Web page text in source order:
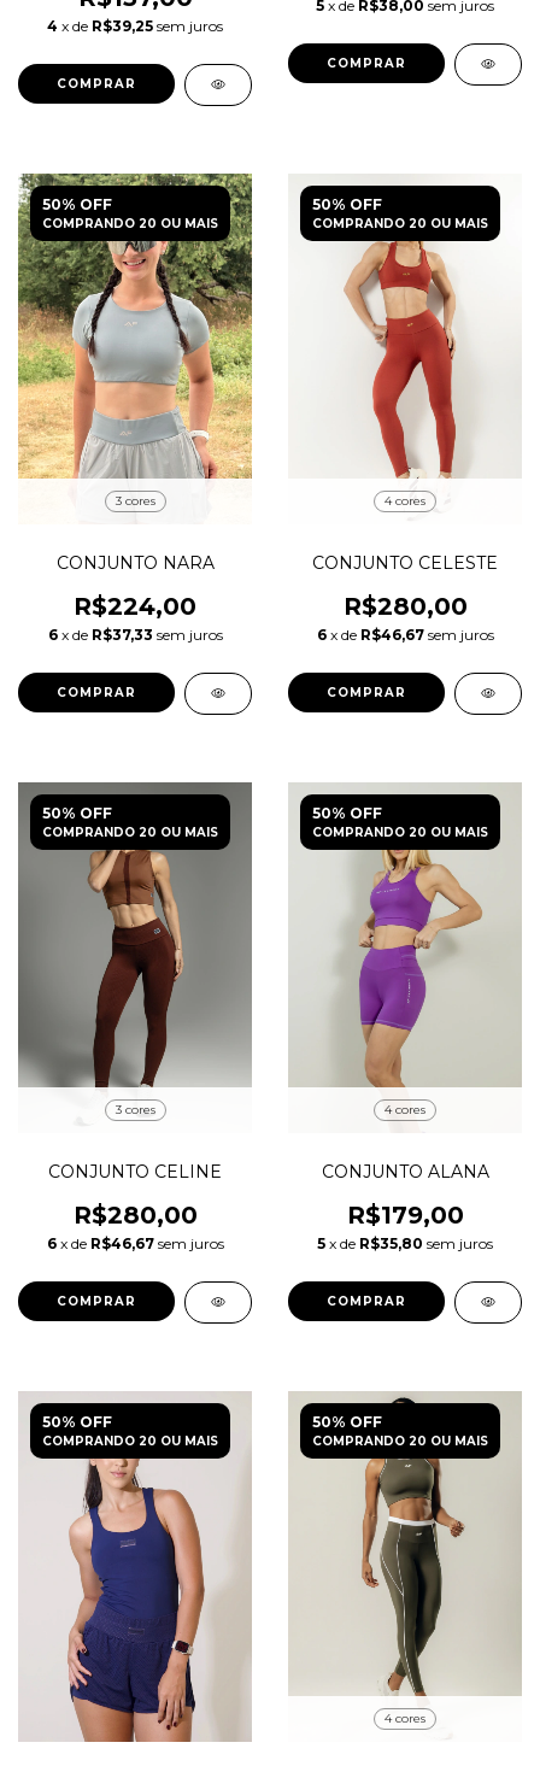
4 x de R$39,25 sem juros
COMPRAR
5 x de R$38,00 sem juros
COMPRAR
50% OFF
COMPRANDO 20 OU MAIS
3 cores
CONJUNTO NARA
R$224,00
6 x de R$37,33 sem juros
COMPRAR
50% OFF
COMPRANDO 20 OU MAIS
4 cores
CONJUNTO CELESTE
R$280,00
6 x de R$46,67 sem juros
COMPRAR
50% OFF
COMPRANDO 20 OU MAIS
3 cores
CONJUNTO CELINE
R$280,00
6 x de R$46,67 sem juros
COMPRAR
50% OFF
COMPRANDO 20 OU MAIS
4 cores
CONJUNTO ALANA
R$179,00
5 x de R$35,80 sem juros
COMPRAR
50% OFF
COMPRANDO 20 OU MAIS
50% OFF
COMPRANDO 20 OU MAIS
4 cores